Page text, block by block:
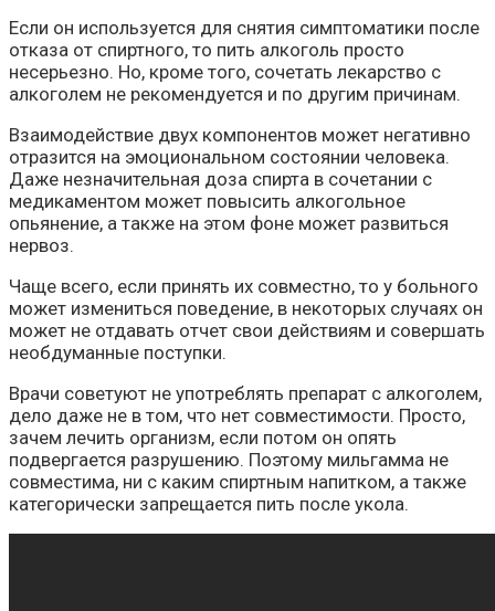
Если он используется для снятия симптоматики после
отказа от спиртного, то пить алкоголь просто
несерьезно. Но, кроме того, сочетать лекарство с
алкоголем не рекомендуется и по другим причинам.
Взаимодействие двух компонентов может негативно
отразится на эмоциональном состоянии человека.
Даже незначительная доза спирта в сочетании с
медикаментом может повысить алкогольное
опьянение, а также на этом фоне может развиться
нервоз.
Чаще всего, если принять их совместно, то у больного
может измениться поведение, в некоторых случаях он
может не отдавать отчет свои действиям и совершать
необдуманные поступки.
Врачи советуют не употреблять препарат с алкоголем,
дело даже не в том, что нет совместимости. Просто,
зачем лечить организм, если потом он опять
подвергается разрушению. Поэтому мильгамма не
совместима, ни с каким спиртным напитком, а также
категорически запрещается пить после укола.